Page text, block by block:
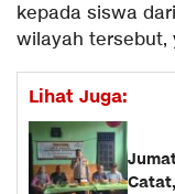
kepada siswa
wilayah tersebut,
Lihat Juga: